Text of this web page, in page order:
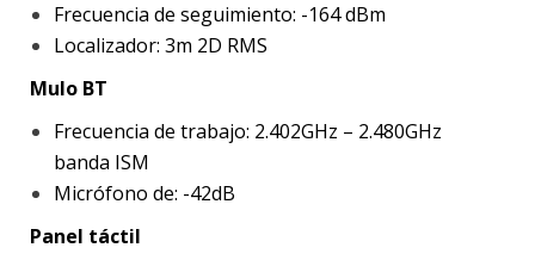
Frecuencia de seguimiento: -164 dBm
Localizador: 3m 2D RMS
Mulo BT
Frecuencia de trabajo: 2.402GHz – 2.480GHz
banda ISM
Micrófono de: -42dB
Panel táctil